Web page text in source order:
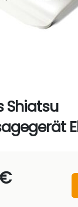
Shiatsu